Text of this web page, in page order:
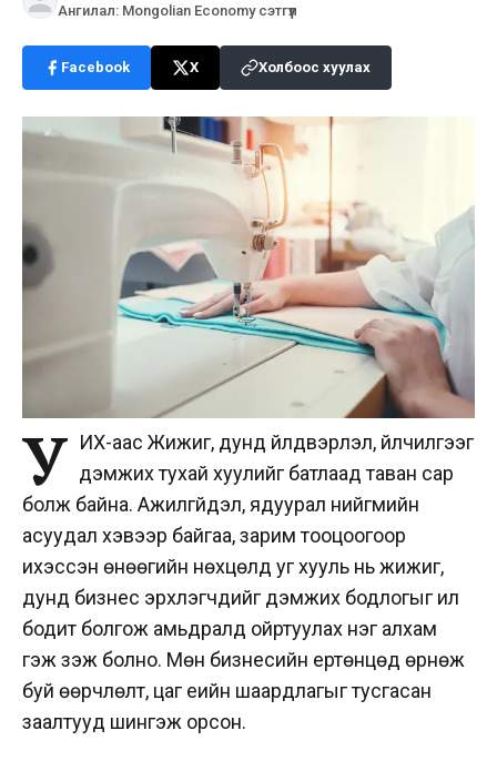
Ангилал: Mongolian Economy сэтгүүл
Facebook X Холбоос хуулах
У ИХ-аас Жижиг, дунд үйлдвэрлэл, үйлчилгээг
дэмжих тухай хуулийг батлаад таван сар
болж байна. Ажилгүйдэл, ядуурал нийгмийн
асуудал хэвээр байгаа, зарим тооцоогоор
ихэссэн өнөөгийн нөхцөлд уг хууль нь жижиг,
дунд бизнес эрхлэгчдийг дэмжих бодлогыг илүү
бодит болгож амьдралд ойртуулах нэг алхам
гэж үзэж болно. Мөн бизнесийн ертөнцөд өрнөж
буй өөрчлөлт, цаг үеийн шаардлагыг тусгасан
заалтууд шингэж орсон.